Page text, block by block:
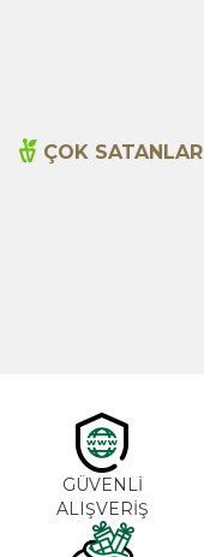
ÇOK SATANLAR
GÜVENLİ
ALIŞVERİŞ